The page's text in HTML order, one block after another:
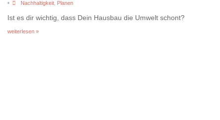
• Nachhaltigkeit, Planen
Ist es dir wichtig, dass Dein Hausbau die Umwelt schont?
weiterlesen »